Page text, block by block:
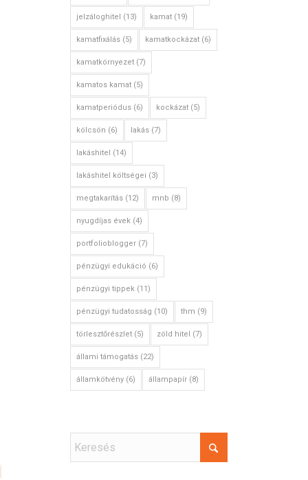
jelzáloghitel (13) kamat (19)
kamatfixálás (5) kamatkockázat (6)
kamatkörnyezet (7)
kamatos kamat (5)
kamatperiódus (6) kockázat (5)
kölcsön (6) lakás (7)
lakáshitel (14)
lakáshitel költségei (3)
megtakarítás (12) mnb (8)
nyugdíjas évek (4)
portfolioblogger (7)
pénzügyi edukáció (6)
pénzügyi tippek (11)
pénzügyi tudatosság (10) thm (9)
törlesztőrészlet (5) zöld hitel (7)
állami támogatás (22)
államkötvény (6) állampapír (8)